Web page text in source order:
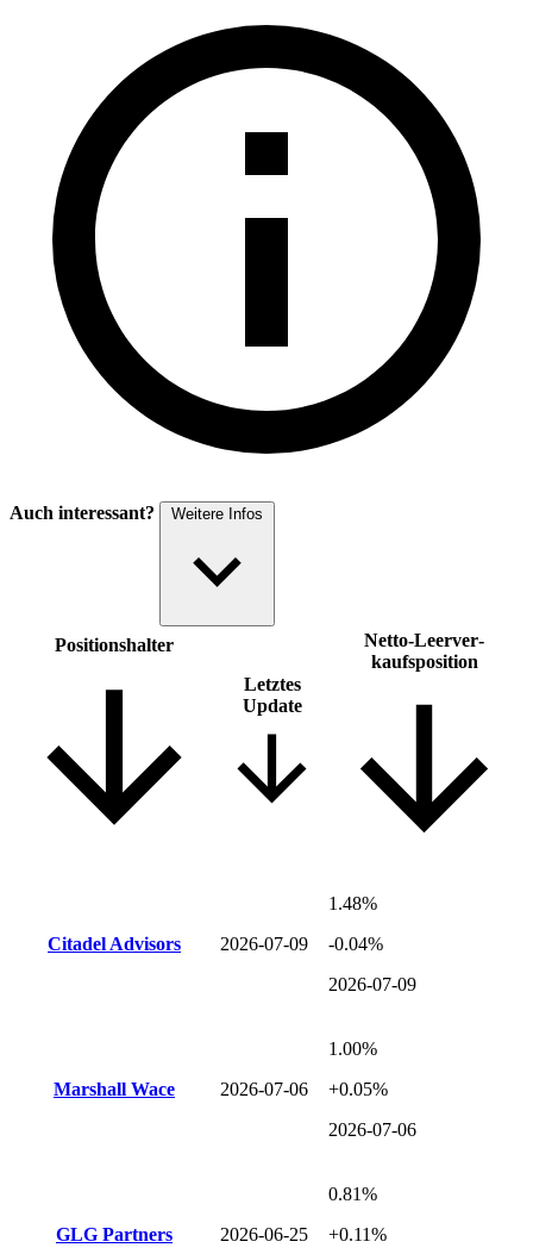
Auch interessant?
Positions­halter
Letztes
Update
Netto-Leer­ver­
kaufsposition
Citadel Advisors 2026-07-09
1.48%
-0.04%
2026-07-09
Marshall Wace 2026-07-06
1.00%
+0.05%
2026-07-06
GLG Partners 2026-06-25
0.81%
+0.11%